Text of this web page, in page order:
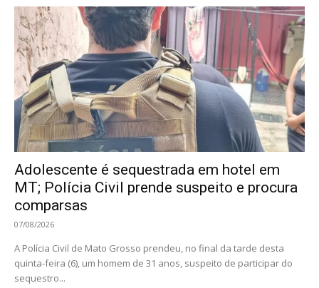
Adolescente é sequestrada em hotel em
MT; Polícia Civil prende suspeito e procura
comparsas
07/08/2026
A Polícia Civil de Mato Grosso prendeu, no final da tarde desta
quinta-feira (6), um homem de 31 anos, suspeito de participar do
sequestro...